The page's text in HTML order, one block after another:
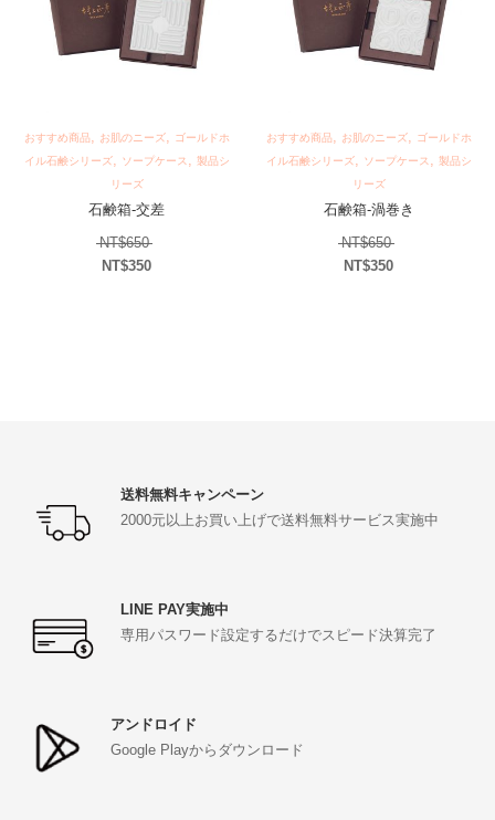
おすすめ商品, お肌のニーズ, ゴールドホ
イル石鹸シリーズ, ソープケース , 製品シ
リーズ
石鹸箱-交差
NT$650元の価格は NT$650 でした。
NT$350
おすすめ商品, お肌のニーズ, ゴールドホ
イル石鹸シリーズ, ソープケース , 製品シ
リーズ
石鹸箱-渦巻き
NT$650元の価格は
NT$350
送料無料キャンペーン
2000元以上お買い上げで送料無料サービス実施中
LINE PAY実施中
専用パスワード設定するだけでスピード決算完了
アンドロイド
Google Playからダウンロード